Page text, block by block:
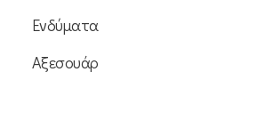
Ενδύματα
Αξεσουάρ